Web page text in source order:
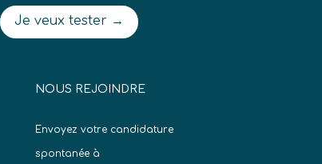
Je veux tester →
NOUS REJOINDRE
Envoyez votre candidature
spontanée à